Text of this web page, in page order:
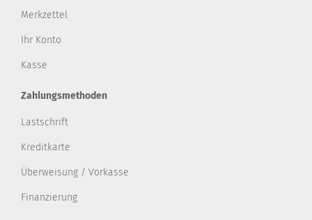
Merkzettel
Ihr Konto
Kasse
Zahlungsmethoden
Lastschrift
Kreditkarte
Überweisung / Vorkasse
Finanzierung